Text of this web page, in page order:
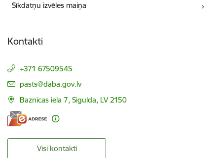
Sīkdatņu izvēles maiņa
Kontakti
+371 67509545
E-pasts:
pasts@daba.gov.lv
Baznīcas iela 7, Sigulda, LV 2150
Visi kontakti